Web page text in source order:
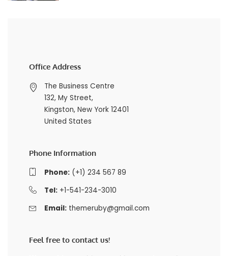
Office Address
The Business Centre
132, My Street,
Kingston, New York 12401
United States
Phone Information
Phone:(+1) 234 567 89
Tel:+1-541-234-3010
Email: themeruby@gmail.com
Feel free to contact us!